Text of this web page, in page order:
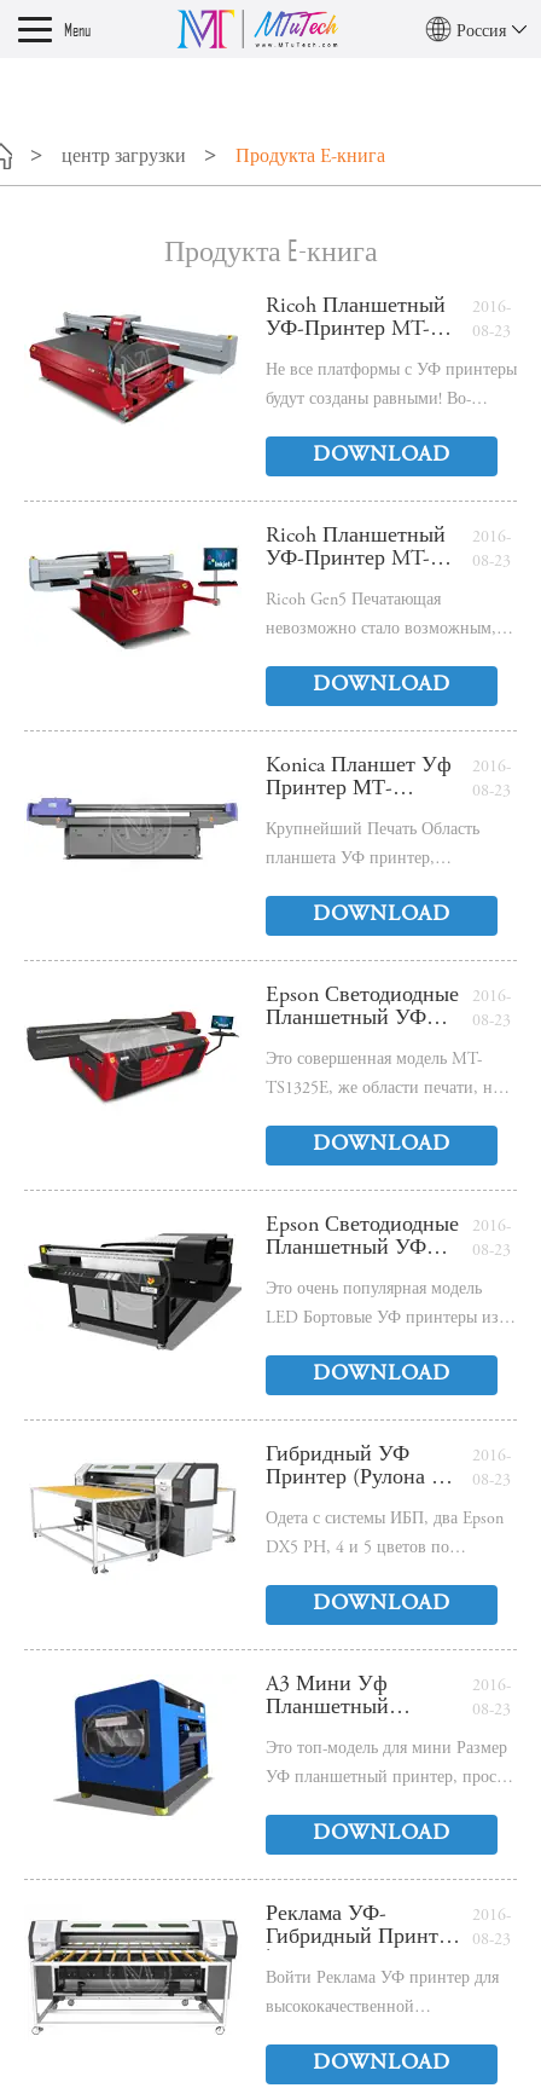
Menu Россия
центр загрузки Продукта E-книга
Продукта E-книга
Ricoh Планшетный
УФ-Принтер MT-
Книга
2016-
08-23
Не все платформы с УФ принтеры
будут созданы равными! Во-
промышленности, то, Выберите
DOWNLOAD
Ricoh Планшетный
УФ-Принтер MT-
Книга
2016-
08-23
Ricoh Gen5 Печатающая
невозможно стало возможным,
Побалуйте планшетный УФ
DOWNLOAD
Konica Планшет Уф
Принтер МТ-
Электронная Книга
2016-
08-23
Крупнейший Печать Область
планшета УФ принтер,
4 до 16 рН Дополнительное!
DOWNLOAD
Epson Светодиодные
Планшетный УФ
TS2513E -
Электронная Книга
2016-
08-23
Это совершенная модель MT-
TS1325E, же области печати, но
контроля системы!
DOWNLOAD
Epson Светодиодные
Планшетный УФ
TS1325E -
Электронная Книга
2016-
08-23
Это очень популярная модель
LED Бортовые УФ принтеры из-
Лучший!DOWNLOAD
Гибридный УФ
Принтер (Рулона На
Планшетный) МТ-
R180 - Электронная
2016-
08-23
Одета с системы ИБП, два Epson
DX5 PH, 4 и 5 цветов по
планшетный Функция!
DOWNLOAD
A3 Мини Уф
Планшетный
Электронная Книга
2016-
08-23
Это топ-модель для мини Размер
УФ планшетный принтер, просто
печати!DOWNLOAD
Реклама УФ-
Гибридный Принтер
Планшетный
Принтер -
2016-
08-23
Войти Реклама УФ принтер для
высококачественной
принести большую прибыль
DOWNLOAD